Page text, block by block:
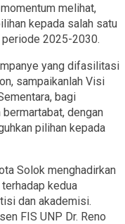
melihat,
kepada salah satu
2025-2030.
yang difasilitasi
sampaikanlah Visi
bagi
dengan
pilihan kepada
Solok menghadirkan
kedua
dan akademisi.
FIS UNP Dr. Reno